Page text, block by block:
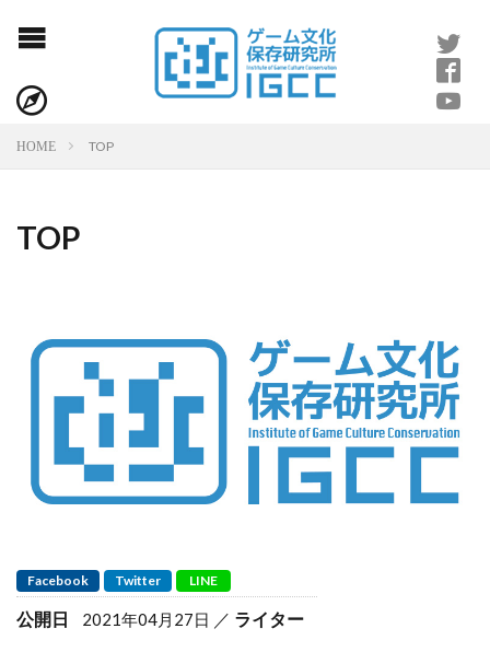
HOME TOP
TOP
Facebook Twitter LINE
公開日 2021年04月27日 ライター